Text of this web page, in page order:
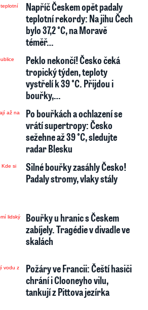
Napříč Českem opět padaly
teplotní rekordy: Na jihu Čech
bylo 37,2 °C, na Moravě
téměř…
Peklo nekončí! Česko čeká
tropický týden, teploty
vystřelí k 39 °C. Přijdou i
bouřky,…
Po bouřkách a ochlazení se
vrátí supertropy: Česko
sežehne až 39 °C, sledujte
radar Blesku
Silné bouřky zasáhly Česko!
Padaly stromy, vlaky stály
Bouřky u hranic s Českem
zabíjely. Tragédie v divadle ve
skalách
Požáry ve Francii: Čeští hasiči
chrání i Clooneyho vilu,
tankují z Pittova jezírka